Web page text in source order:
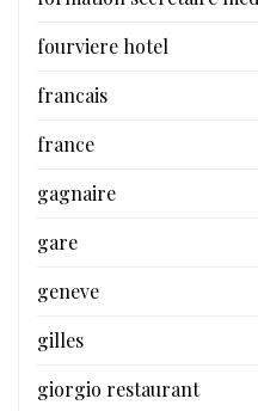
fourviere hotel
francais
france
gagnaire
gare
geneve
gilles
giorgio restaurant